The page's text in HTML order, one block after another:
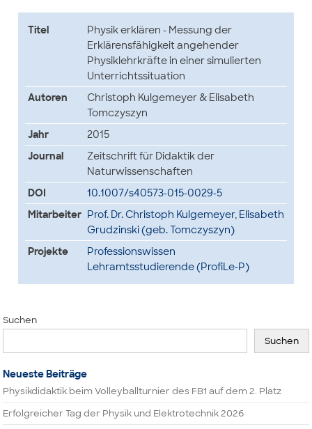
Titel
Physik erklären - Messung der
Erklärensfähigkeit angehender
Physiklehrkräfte in einer simulierten
Unterrichtssituation
Autoren
Christoph Kulgemeyer & Elisabeth
Tomczyszyn
Jahr
2015
Journal
Zeitschrift für Didaktik der
Naturwissenschaften
DOI
10.1007/s40573-015-0029-5
Mitarbeiter Prof. Dr. Christoph Kulgemeyer, Elisabeth
Grudzinski (geb. Tomczyszyn)
Projekte
Professionswissen
Lehramtsstudierende (ProfiLe-P)
Suchen
Suchen
Neueste Beiträge
Physikdidaktik beim Volleyballturnier des FB1 auf dem 2. Platz
Erfolgreicher Tag der Physik und Elektrotechnik 2026